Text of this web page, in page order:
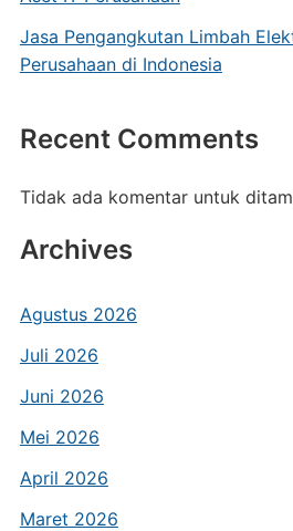
Jasa Pengangkutan Limbah
Perusahaan di Indonesia
Recent Comments
Tidak ada komentar untuk
Archives
Agustus 2026
Juli 2026
Juni 2026
Mei 2026
April 2026
Maret 2026